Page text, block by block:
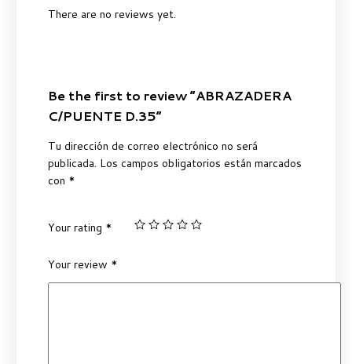
There are no reviews yet.
Be the first to review “ABRAZADERA
C/PUENTE D.35”
Tu dirección de correo electrónico no será
publicada. Los campos obligatorios están marcados
con *
Your rating *
Your review *